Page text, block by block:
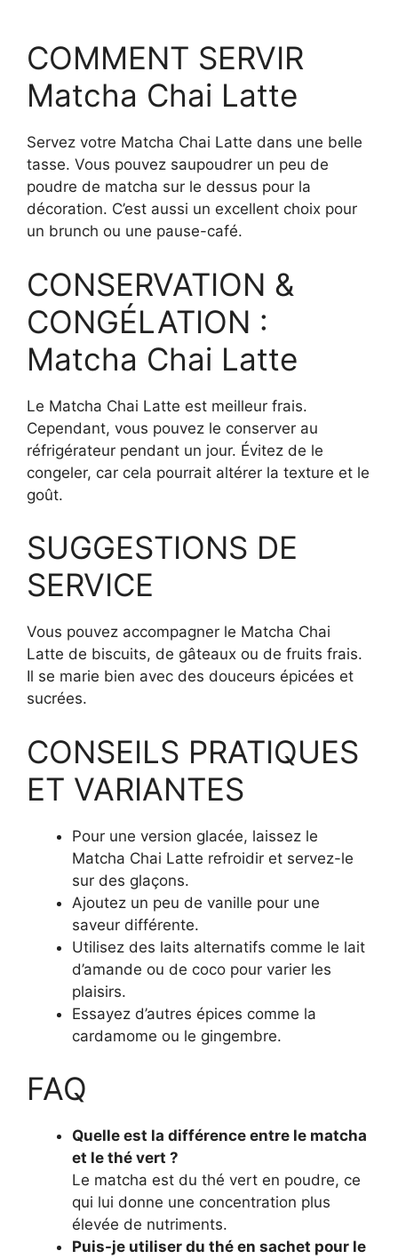
COMMENT SERVIR
Matcha Chai Latte
Servez votre Matcha Chai Latte dans une belle
tasse. Vous pouvez saupoudrer un peu de
poudre de matcha sur le dessus pour la
décoration. C’est aussi un excellent choix pour
un brunch ou une pause-café.
CONSERVATION &
CONGÉLATION :
Matcha Chai Latte
Le Matcha Chai Latte est meilleur frais.
Cependant, vous pouvez le conserver au
réfrigérateur pendant un jour. Évitez de le
congeler, car cela pourrait altérer la texture et le
goût.
SUGGESTIONS DE
SERVICE
Vous pouvez accompagner le Matcha Chai
Latte de biscuits, de gâteaux ou de fruits frais.
Il se marie bien avec des douceurs épicées et
sucrées.
CONSEILS PRATIQUES
ET VARIANTES
Pour une version glacée, laissez le
Matcha Chai Latte refroidir et servez-le
sur des glaçons.
Ajoutez un peu de vanille pour une
saveur différente.
Utilisez des laits alternatifs comme le lait
d’amande ou de coco pour varier les
plaisirs.
Essayez d’autres épices comme la
cardamome ou le gingembre.
FAQ
Quelle est la différence entre le matcha
et le thé vert ?
Le matcha est du thé vert en poudre, ce
qui lui donne une concentration plus
élevée de nutriments.
Puis-je utiliser du thé en sachet pour le